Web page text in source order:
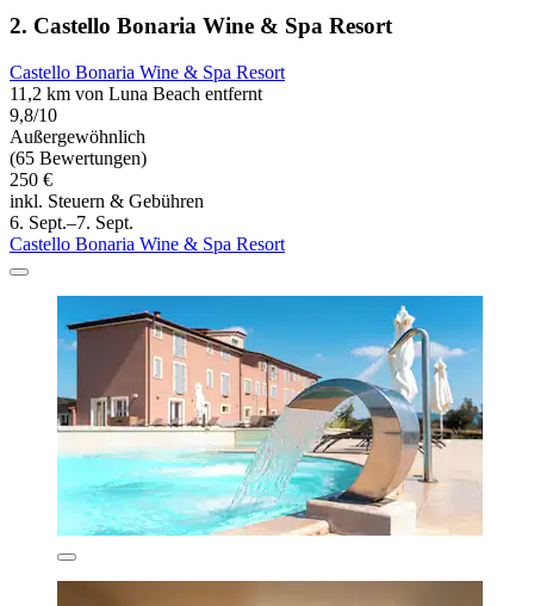
2. Castello Bonaria Wine & Spa Resort
Castello Bonaria Wine & Spa Resort
11,2 km von Luna Beach entfernt
9,8/10
Außergewöhnlich
(65 Bewertungen)
250 €
inkl. Steuern & Gebühren
6. Sept.–7. Sept.
Castello Bonaria Wine & Spa Resort